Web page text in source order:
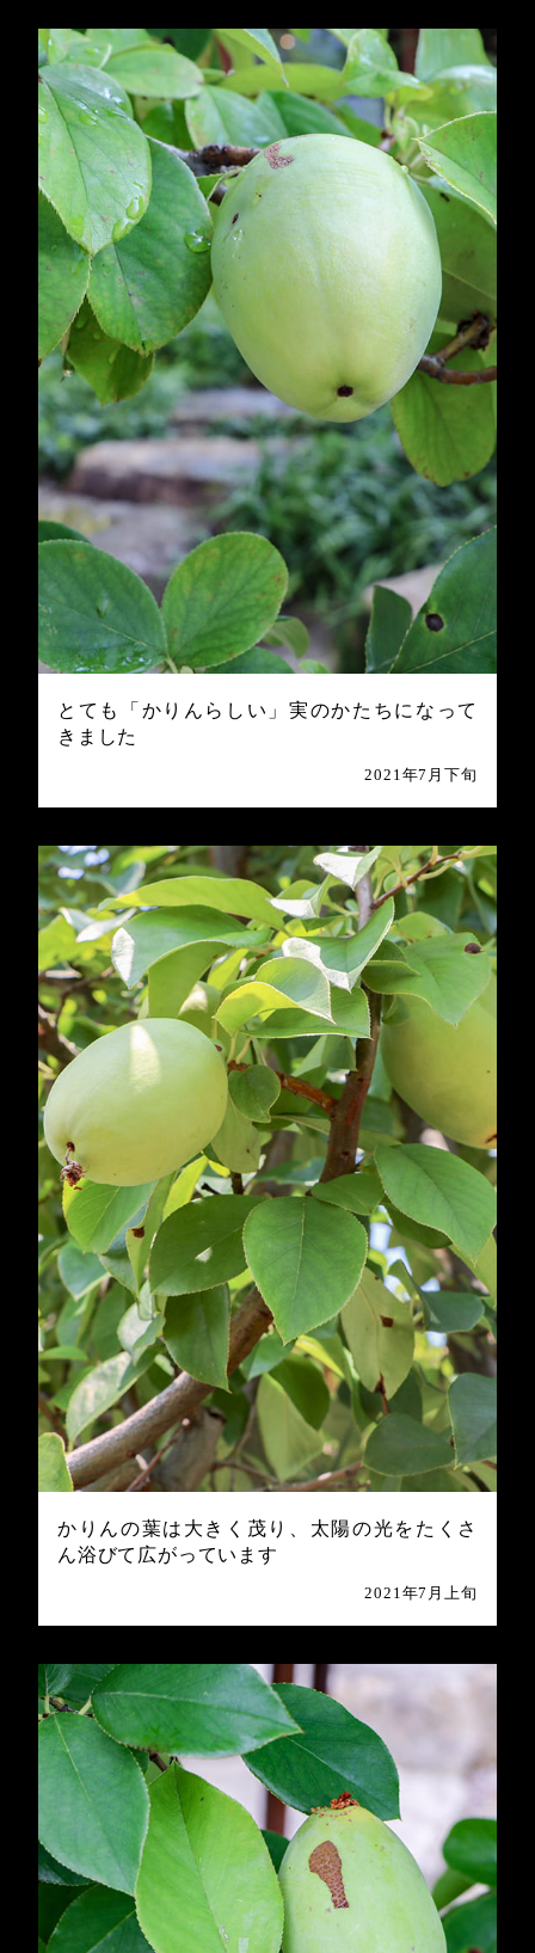
とても「かりんらしい」実のかたちになって
きました
2021年7月下旬
かりんの葉は大きく茂り、太陽の光をたくさ
ん浴びて広がっています
2021年7月上旬